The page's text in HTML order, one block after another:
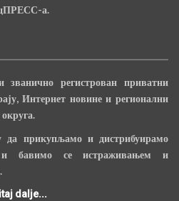
а.
регистрован приватни
Интернет новине и регионални
прикупљамо и дистрибуирамо
и бавимо се истраживањем и
dalje...